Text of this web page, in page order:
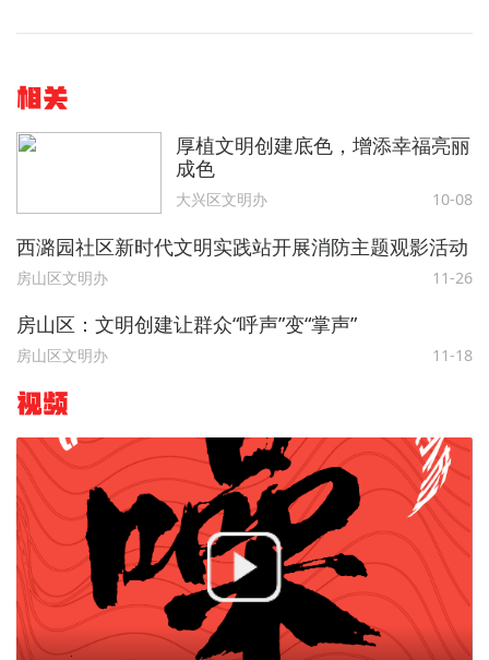
相关
厚植文明创建底色，增添幸福亮丽
成色
大兴区文明办 10-08
西潞园社区新时代文明实践站开展消防主题观影活动
房山区文明办 11-26
房山区：文明创建让群众“呼声”变“掌声”
房山区文明办 11-18
视频